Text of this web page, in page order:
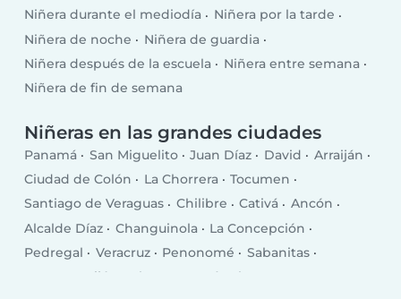
Niñera durante el mediodía
Niñera por la tarde
Niñera de noche
Niñera de guardia
Niñera después de la escuela
Niñera entre semana
Niñera de fin de semana
Niñeras en las grandes ciudades
Panamá San Miguelito Juan Díaz David
Arraiján
Ciudad de Colón
La Chorrera
Tocumen
Santiago de Veraguas
Chilibre Cativá
Ancón
Alcalde Díaz
Changuinola
La Concepción
Pedregal
Veracruz Penonomé
Sabanitas
Nueva Arraiján
Chepo Pocrí
El Coco